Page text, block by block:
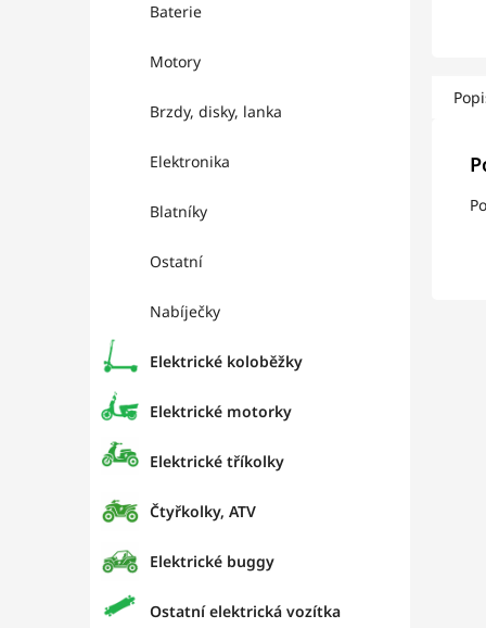
Baterie
Motory
Brzdy, disky, lanka
Elektronika
Blatníky
Ostatní
Nabíječky
Elektrické koloběžky
Elektrické motorky
Elektrické tříkolky
Čtyřkolky, ATV
Elektrické buggy
Ostatní elektrická vozítka